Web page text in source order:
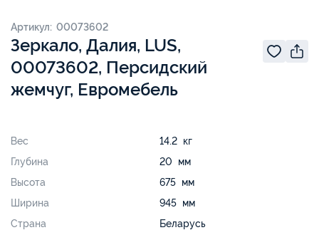
Зеркало, Далия, LUS,
00073602, Персидский
жемчуг, Евромебель
Артикул: 00073602
Вес
14.2 кг
Глубина
20 мм
Высота
675 мм
Ширина
945 мм
Страна
Беларусь